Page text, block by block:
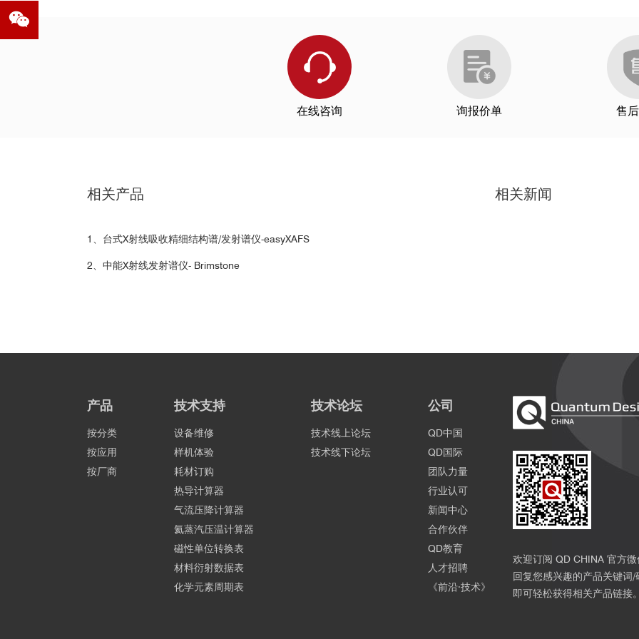
Pt@NiFeCo-E 的电子结构表征。(a) Pt@NiFeCo-E、Pt 箔和 PtO₂ 的 Pt L₃边 XANES光谱，以及(b) 对应的 EXAFS光谱
的 WT 等高线图。(d) Pt@NiFeCo、Pt@NiFeCo-E、Ni 箔、NiO 和 Ni₂O₃ 的 Ni K 边 XANES光谱，
在线咨询 询报价单 售
相关产品
1、台式X射线吸收精细结构谱/发射谱仪-easyXAFS
2、中能X射线发射谱仪- Brimstone
相关新闻
产品
按分类
按应用
按厂商
技术支持
设备维修
样机体验
耗材订购
热导计算器
气流压降计算器
氦蒸汽压温计算器
磁性单位转换表
材料衍射数据表
化学元素周期表
技术论坛
技术线上论坛
技术线下论坛
公司
QD中国
QD国际
团队力量
行业认可
新闻中心
合作伙伴
QD教育
人才招聘
《前沿·技术》
欢迎订阅 QD CHINA 官方微
回复您感兴趣的产品关键词/
即可轻松获得相关产品链接。